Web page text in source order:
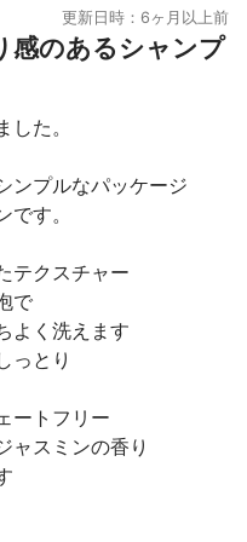
更新日時：6ヶ月以上前
感のあるシャンプ
た。
ンプルなパッケージ
す。
テクスチャー
で
よく洗えます
っとり
ートフリー
ャスミンの香り